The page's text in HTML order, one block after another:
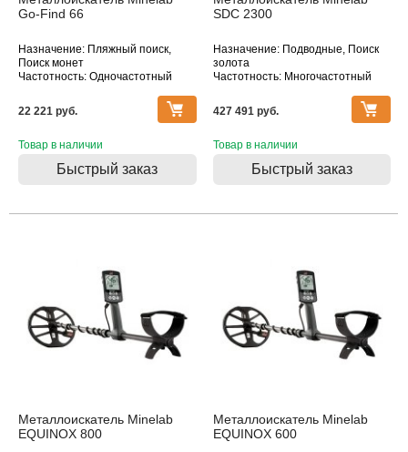
Go-Find 66
Назначение: Пляжный поиск,
Поиск монет
Частотность: Одночастотный
Водонепроницаемость: Катушка
22 221 pуб.
Товар в наличии
Быстрый заказ
SDC 2300
Назначение: Подводные, Поиск
золота
Частотность: Многочастотный
Водонепроницаемость: Катушка,
Блок
427 491 pуб.
Товар в наличии
Быстрый заказ
Металлоискатель Minelab
EQUINOX 800
Металлоискатель Minelab
EQUINOX 600